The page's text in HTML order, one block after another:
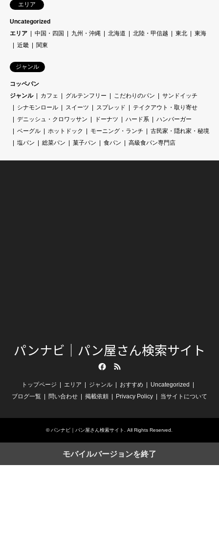
エリア
Uncategorized
エリア
中国・四国 九州・沖縄 北海道 北陸・甲信越 東北
東海
近畿
関東
ジャンル
コッペパン
ジャンル
カフェ グルテンフリー こだわりのパン
サンドイッチ
シナモンロール
スイーツ スプレッド
テイクアウト・取り寄せ
デニッシュ・クロワッサン
ドーナツ ハード系
ハンバーガー
ベーグル
ホットドック モーニング・ランチ
古民家・隠れ家・秘境
塩パン
総菜パン 菓子パン 食パン 高級食パン専門店
パンナビ｜パン屋さん検索サイト
トップページ エリア ジャンル おすすめ
Uncategorized
ブログ一覧
問い合わせ 掲載依頼 Privacy Policy 当サイトについて
© パンナビ｜パン屋さん検索サイト . All Rights Reserved.
モバイルバージョンを終了